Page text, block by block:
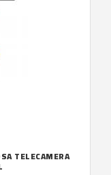
TELECAMERA